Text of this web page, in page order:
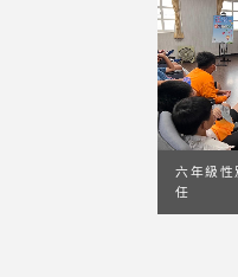
六年級性
任